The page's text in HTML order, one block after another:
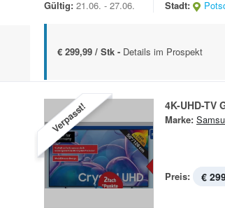
Gültig: 21.06. - 27.06.
Stadt:
€ 299,99 / Stk - Details im Prospekt
Verpasst! 4K-UHD-TV
Marke:
Preis: €